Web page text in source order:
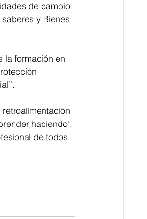
de cambio
y Bienes
la formación en
haciendo’,
de todos